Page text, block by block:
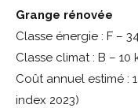
Grange rénovée
Classe énergie : F –
Classe climat : B –
Coût annuel estimé :
index 2023)